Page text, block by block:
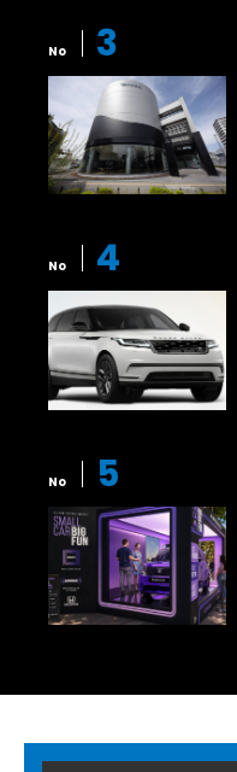
No 3
No 4
No 5